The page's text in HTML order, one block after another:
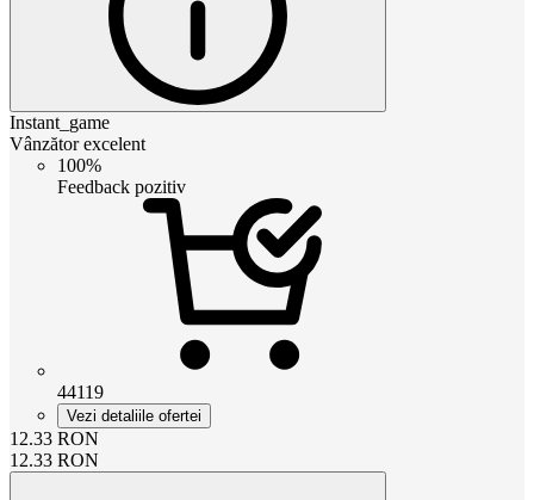
Instant_game
Vânzător excelent
100%
Feedback pozitiv
44119
Vezi detaliile ofertei
12.33 RON
12.33 RON